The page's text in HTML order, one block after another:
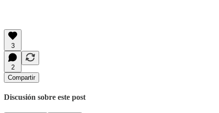
3
2
Compartir
Discusión sobre este post